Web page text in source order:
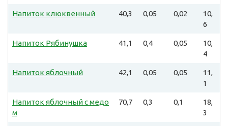
Напиток клюквенный 40,3 0,05 0,02
10,
6
Напиток Рябинушка 41,1 0,4 0,05
10,
4
Напиток яблочный 42,1 0,05 0,05
11,
1
Напиток яблочный с медо
м
70,7 0,3 0,1
18,
3